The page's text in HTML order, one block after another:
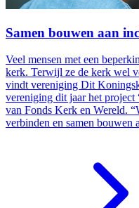
Samen bouwen aan
Veel mensen met een
kerk. Terwijl ze de kerk wel
vindt vereniging Dit
vereniging dit jaar het project
van Fonds Kerk en Wereld.
verbinden en samen bouwen